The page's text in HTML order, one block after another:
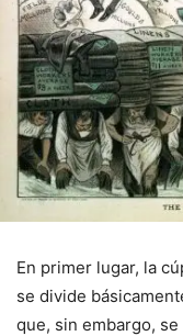
En primer lugar, la
se divide
que, sin embargo,